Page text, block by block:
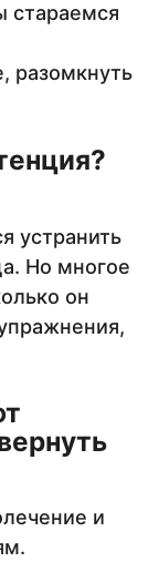
стараемся
разомкнуть
устранить
Но многое
он
и